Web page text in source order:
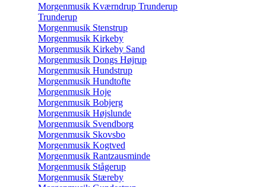
Morgenmusik Kværndrup Trunderup
Trunderup
Morgenmusik Stenstrup
Morgenmusik Kirkeby
Morgenmusik Kirkeby Sand
Morgenmusik Dongs Højrup
Morgenmusik Hundstrup
Morgenmusik Hundtofte
Morgenmusik Hoje
Morgenmusik Bobjerg
Morgenmusik Højslunde
Morgenmusik Svendborg
Morgenmusik Skovsbo
Morgenmusik Kogtved
Morgenmusik Rantzausminde
Morgenmusik Stågerup
Morgenmusik Stæreby